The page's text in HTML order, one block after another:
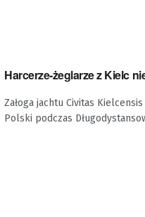
Harcerze-żeglarze z Kielc
Załoga jachtu Civitas
Polski podczas